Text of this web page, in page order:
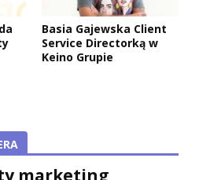
Basia Gajewska Client
Service Directorką w
Keino Grupie
marketing